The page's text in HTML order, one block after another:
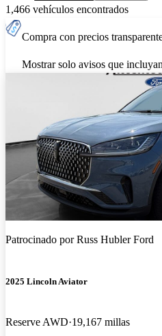
1,466 vehículos encontrados
Compra con precios
Mostrar solo avisos que
Patrocinado porRuss Hubler Ford
2025 Lincoln Aviator
Reserve AWD 19,167 millas